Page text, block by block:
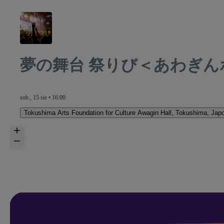
夢の舞台 祭りび＜あわぎ
sob., 15 sie • 16:00
Tokushima Arts Foundation for Culture Awagin Hall Tokushima,